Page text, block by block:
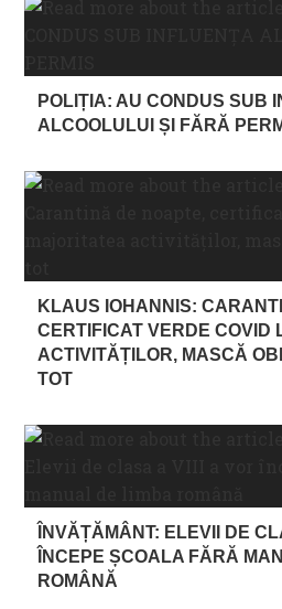
POLIȚIA: AU CONDUS SUB
ALCOOLULUI ȘI FĂRĂ
KLAUS IOHANNIS:
CERTIFICAT VERDE COVID
ACTIVITĂȚILOR, MASCĂ
TOT
ÎNVĂȚĂMÂNT: ELEVII DE
ÎNCEPE ȘCOALA FĂRĂ
ROMÂNĂ